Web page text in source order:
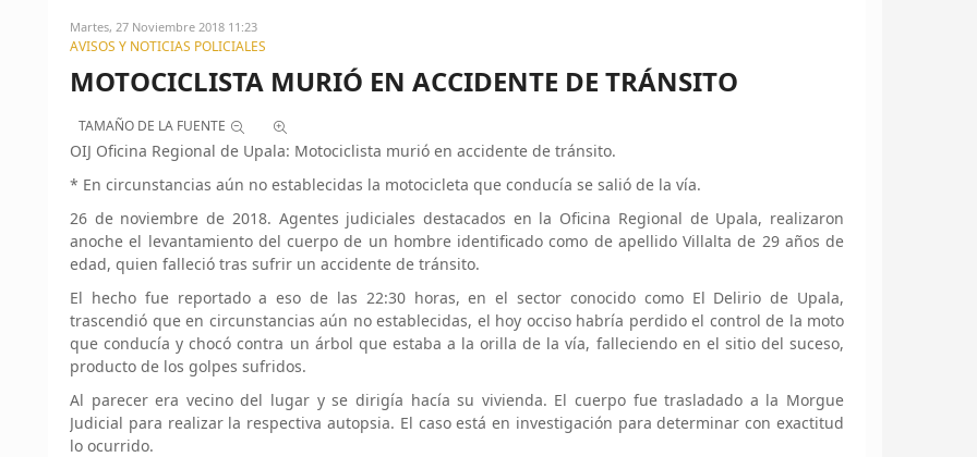
Martes, 27 Noviembre 2018 11:23
AVISOS Y NOTICIAS POLICIALES
MOTOCICLISTA MURIÓ EN ACCIDENTE DE TRÁNSITO
TAMAÑO DE LA FUENTE
OIJ Oficina Regional de Upala: Motociclista murió en accidente de tránsito.
* En circunstancias aún no establecidas la motocicleta que conducía se salió de la vía.
26 de noviembre de 2018. Agentes judiciales destacados en la Oficina Regional de Upala, realizaron
anoche el levantamiento del cuerpo de un hombre identificado como de apellido Villalta de 29 años de
edad, quien falleció tras sufrir un accidente de tránsito.
El hecho fue reportado a eso de las 22:30 horas, en el sector conocido como El Delirio de Upala,
trascendió que en circunstancias aún no establecidas, el hoy occiso habría perdido el control de la moto
que conducía y chocó contra un árbol que estaba a la orilla de la vía, falleciendo en el sitio del suceso,
producto de los golpes sufridos.
Al parecer era vecino del lugar y se dirigía hacía su vivienda. El cuerpo fue trasladado a la Morgue
Judicial para realizar la respectiva autopsia. El caso está en investigación para determinar con exactitud
lo ocurrido.